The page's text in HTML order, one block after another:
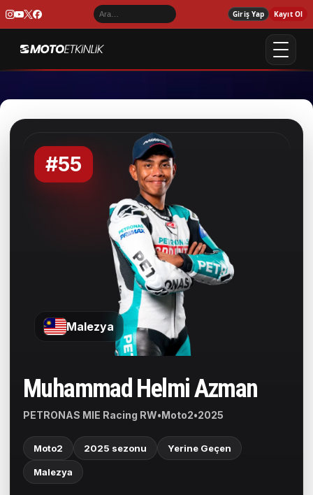
Giriş Yap Kayıt Ol
#55
Malezya
Muhammad Helmi Azman
PETRONAS MIE Racing RW•Moto2•2025
Moto2 2025 sezonu Yerine Geçen
Malezya